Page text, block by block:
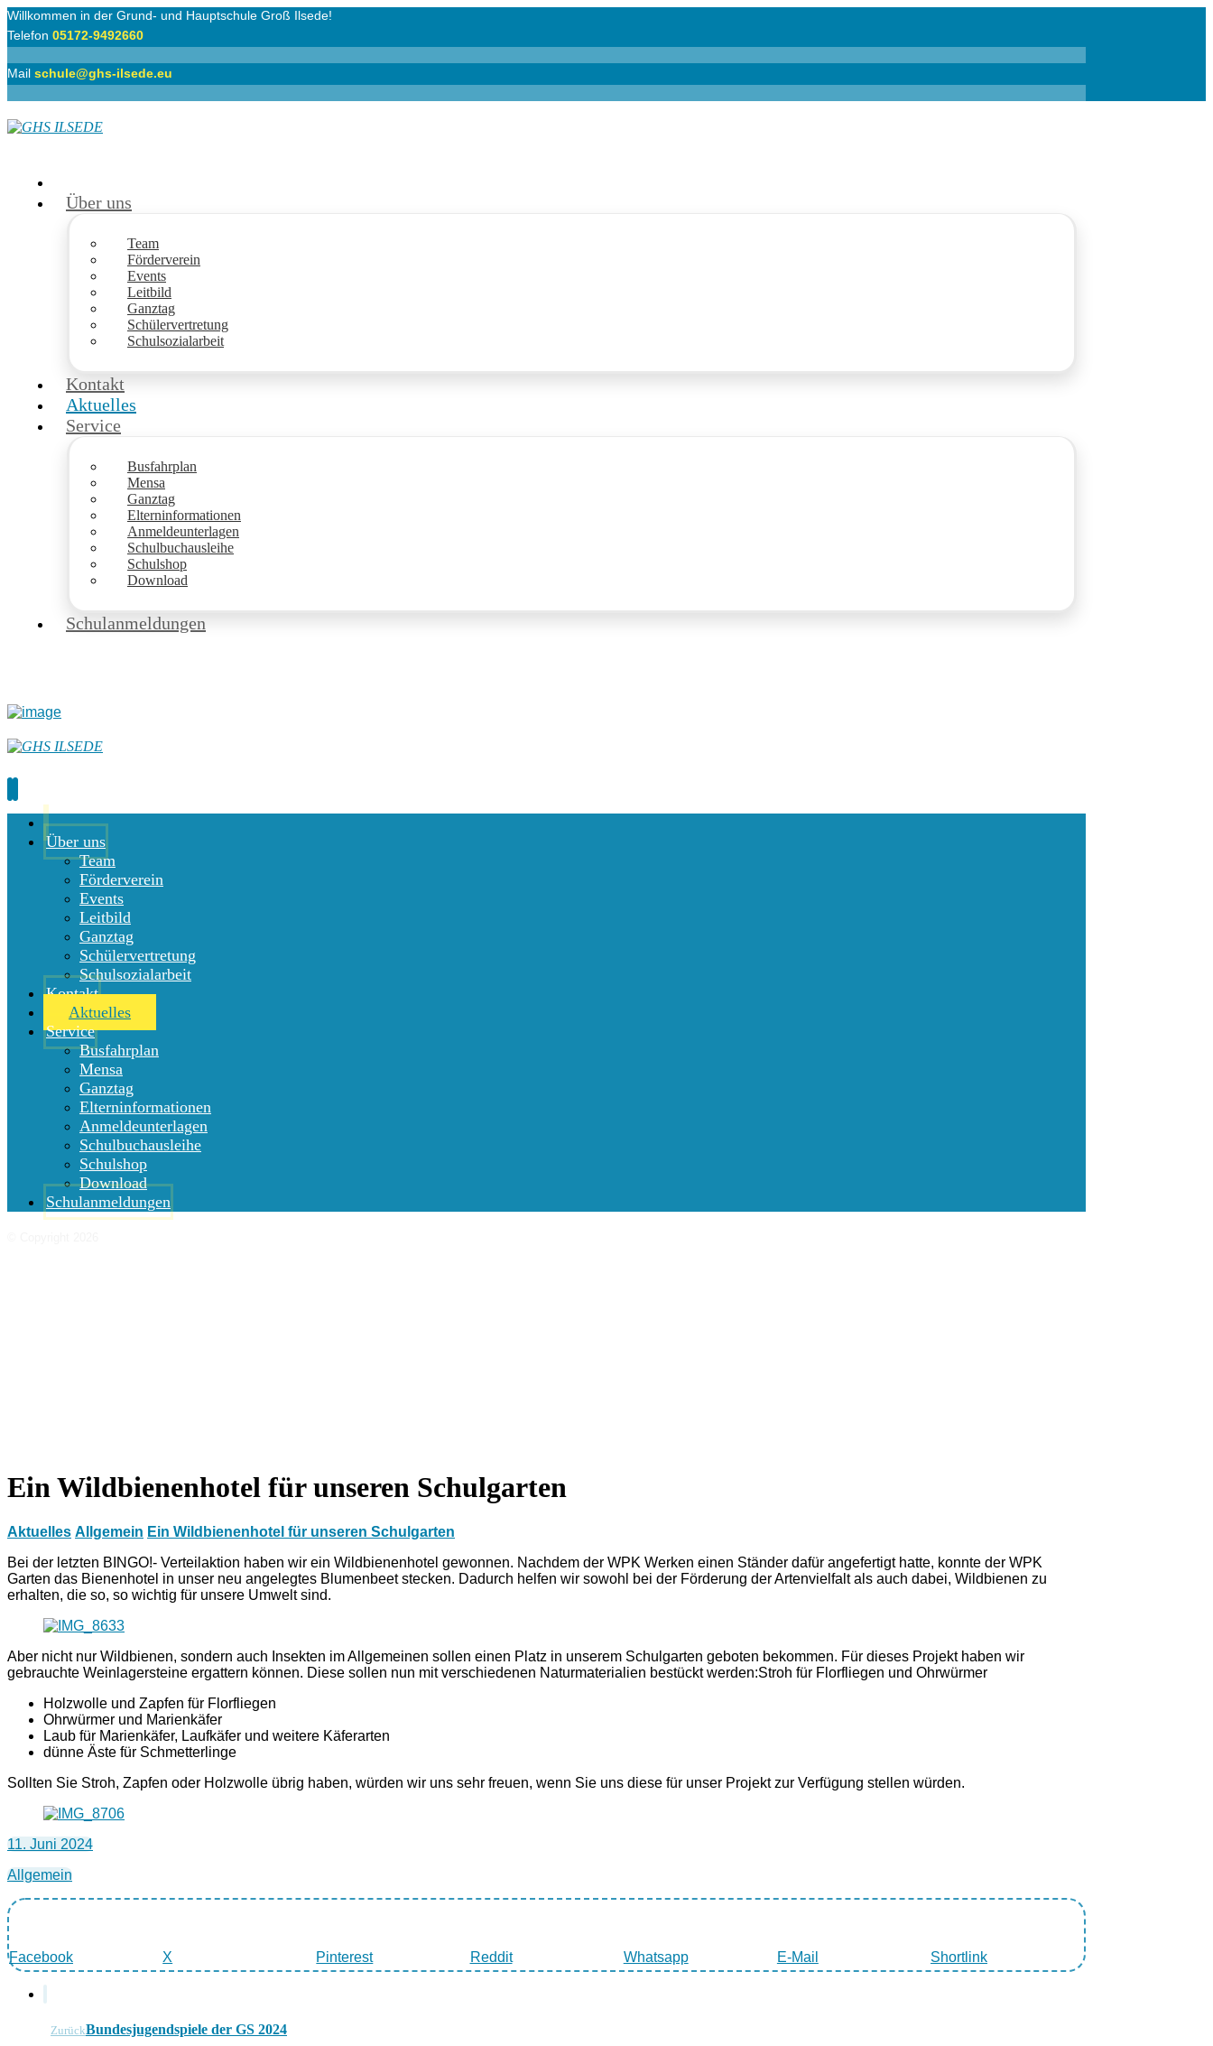
Willkommen in der Grund- und Hauptschule Groß Ilsede!
Telefon 05172-9492660
Mail schule@ghs-ilsede.eu
Über uns
Team
Förderverein
Events
Leitbild
Ganztag
Schülervertretung
Schulsozialarbeit
Kontakt
Aktuelles
Service
Busfahrplan
Mensa
Ganztag
Elterninformationen
Anmeldeunterlagen
Schulbuchausleihe
Schulshop
Download
Schulanmeldungen
Über uns
Team
Förderverein
Events
Leitbild
Ganztag
Schülervertretung
Schulsozialarbeit
Kontakt
Aktuelles
Service
Busfahrplan
Mensa
Ganztag
Elterninformationen
Anmeldeunterlagen
Schulbuchausleihe
Schulshop
Download
Schulanmeldungen
Ein Wildbienenhotel für unseren Schulgarten
Aktuelles Allgemein Ein Wildbienenhotel für unseren Schulgarten
Bei der letzten BINGO!- Verteilaktion haben wir ein Wildbienenhotel gewonnen. Nachdem der WPK Werken einen Ständer dafür angefertigt hatte, konnte der WPK
Garten das Bienenhotel in unser neu angelegtes Blumenbeet stecken. Dadurch helfen wir sowohl bei der Förderung der Artenvielfalt als auch dabei, Wildbienen zu
erhalten, die so, so wichtig für unsere Umwelt sind.
Aber nicht nur Wildbienen, sondern auch Insekten im Allgemeinen sollen einen Platz in unserem Schulgarten geboten bekommen. Für dieses Projekt haben wir
gebrauchte Weinlagersteine ergattern können. Diese sollen nun mit verschiedenen Naturmaterialien bestückt werden:Stroh für Florfliegen und Ohrwürmer
Holzwolle und Zapfen für Florfliegen
Ohrwürmer und Marienkäfer
Laub für Marienkäfer, Laufkäfer und weitere Käferarten
dünne Äste für Schmetterlinge
Sollten Sie Stroh, Zapfen oder Holzwolle übrig haben, würden wir uns sehr freuen, wenn Sie uns diese für unser Projekt zur Verfügung stellen würden.
11. Juni 2024
Allgemein
Facebook X Pinterest Reddit Whatsapp E-Mail Shortlink
ZurückBundesjugendspiele der GS 2024